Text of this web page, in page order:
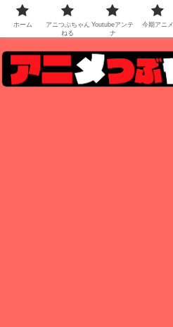
ホーム
アニつぶちゃん
ねる
Youtubeアンテ
ナ
今期アニメ